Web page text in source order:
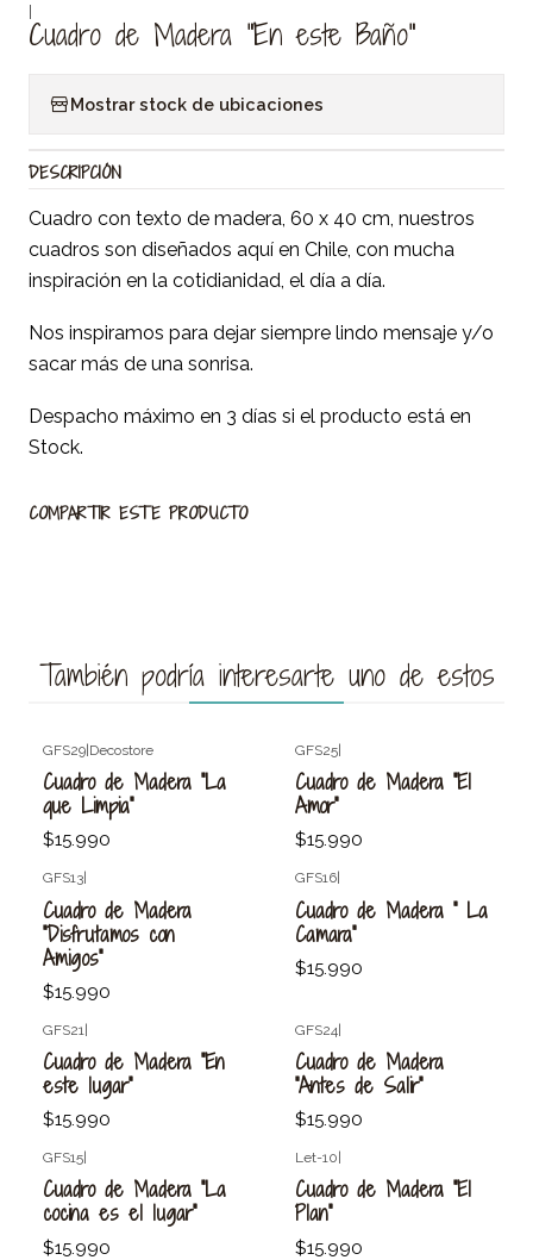
|
Cuadro de Madera "En este Baño"
Mostrar stock de ubicaciones
DESCRIPCIÓN
Cuadro con texto de madera, 60 x 40 cm, nuestros
cuadros son diseñados aquí en Chile, con mucha
inspiración en la cotidianidad, el día a día.
Nos inspiramos para dejar siempre lindo mensaje y/o
sacar más de una sonrisa.
Despacho máximo en 3 días si el producto está en
Stock.
COMPARTIR ESTE PRODUCTO
También podría interesarte uno de estos
Agotado
GFS29 Decostore
Cuadro de Madera "La
que Limpia"
$15.990
Agotado
GFS25
Cuadro de Madera "El
Amor"
$15.990
GFS13
Cuadro de Madera
"Disfrutamos con
Amigos"
$15.990
GFS16
Cuadro de Madera " La
Camara"
$15.990
GFS21 |
Cuadro de Madera "En
este lugar"
$15.990
GFS24|
Cuadro de Madera
"Antes de Salir"
$15.990
Agotado
GFS15
Cuadro de Madera "La
cocina es el lugar"
$15.990
Agotado
Let-10
Cuadro de Madera "El
Plan"
$15.990